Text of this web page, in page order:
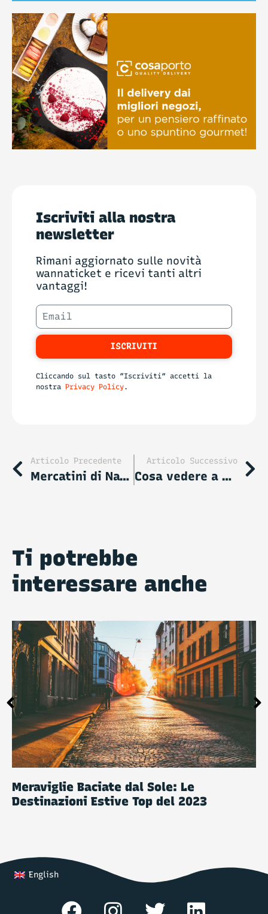
Iscriviti alla nostra
newsletter
Rimani aggiornato sulle novità
wannaticket e ricevi tanti altri
vantaggi!
ISCRIVITI
Cliccando sul tasto “Iscriviti” accetti la
nostra Privacy Policy.
Articolo Precedente
Mercatini di Natale: i più belli d’Europa e d’Italia
Articolo Successivo
Cosa vedere a Creta: i 10 luoghi di interesse da visitare
Ti potrebbe
interessare anche
Meraviglie Baciate dal Sole: Le
Destinazioni Estive Top del 2023
English